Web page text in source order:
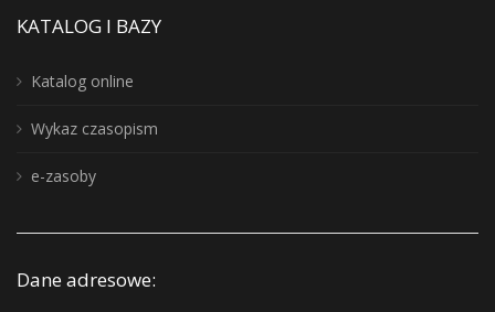
KATALOG I BAZY
Katalog online
Wykaz czasopism
e-zasoby
Dane adresowe: